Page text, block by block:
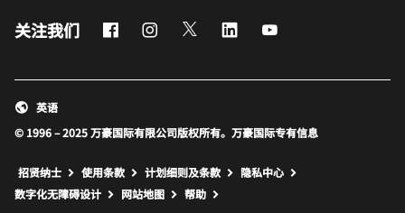
关注我们 FacebookInstagram
Twitter LinkedIn
© 1996 – 2025 万豪国际有限公司版权所有。万豪国际专有信息
英语
招贤纳士 使用条款 计划细则及条款
隐私中心
数字化无障碍设计
网站地图 打开新窗口
帮助